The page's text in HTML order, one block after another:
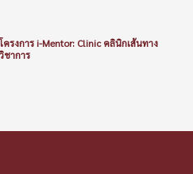
รงการ i-Mentor: Clinic คลินิกเส้นทาง
ชาการ